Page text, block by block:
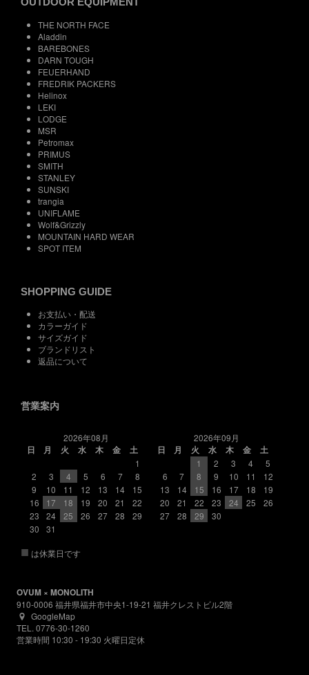
THE NORTH FACE
Aladdin
BAREBONES
DARN TOUGH
FEUERHAND
FREDRIK PACKERS
Helinox
LEKI
LODGE
MSR
Petromax
PRIMUS
SMITH
STANLEY
SUNSKI
trangia
UNIFLAME
Wolf&Grizzly
MOUNTAIN HARD WEAR
SPOT ITEM
SHOPPING GUIDE
お支払い・配送
カラーガイド
サイズガイド
ブランドリスト
返品について
営業案内
2026年08月
日
月 火 水 木 金
土
1
2
3 4 5 6 7
8
9
10 11 12 13 14
15
16
17 18 19 20 21
22
23
24 25 26 27 28
29
30
31
2026年09月
日
月 火 水 木 金
土
1
2 3 4
5
6
7 8 9 10 11
12
13
14 15 16 17 18
19
20
21 22 23 24 25
26
27
28 29 30
■ は休業日です
OVUM × MONOLITH
910-0006 福井県福井市中央1-19-21 福井クレストビル2階
GoogleMap
TEL. 0776-30-1260
営業時間 10:30 - 19:30 火曜日定休